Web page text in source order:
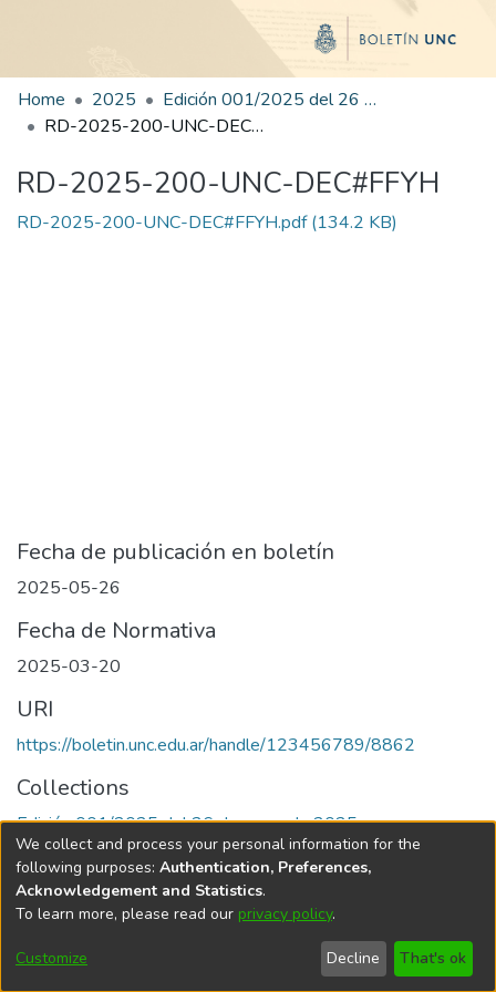
Home 2025
Edición 001/2025 del 26 de mayo de 2025
RD-2025-200-UNC-DEC#FFYH
RD-2025-200-UNC-DEC#FFYH
RD-2025-200-UNC-DEC#FFYH.pdf(134.2 KB)
Fecha de publicación en boletín
2025-05-26
Fecha de Normativa
2025-03-20
URI
https://boletin.unc.edu.ar/handle/123456789/8862
Collections
Edición 001/2025 del 26 de mayo de 2025
Universidad Nacional de Córdoba
We collect and process your personal information for the
following purposes: Authentication, Preferences,
Acknowledgement and Statistics.
To learn more, please read our privacy policy.
Customize Decline That's ok